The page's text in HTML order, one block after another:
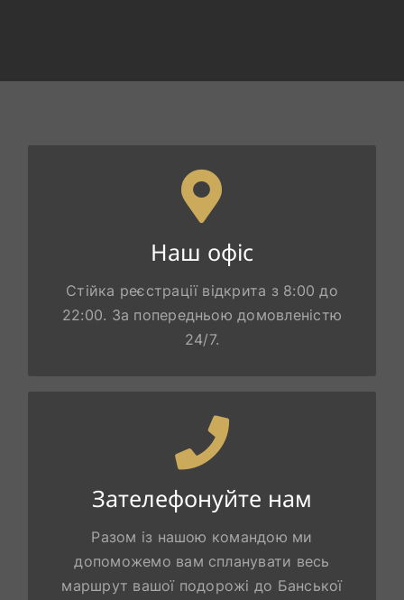
Наш офіс
Стійка реєстрації відкрита з 8:00 до
22:00. За попередньою домовленістю
24/7.
РЕЦЕПЦІЯ
Kapitulská 312/11, 974 01 Banská Bystrica,
Slovensko
Зателефонуйте нам
Разом із нашою командою ми
допоможемо вам спланувати весь
маршрут вашої подорожі до Банської
Телефонуйте за номером +421 944 731
748